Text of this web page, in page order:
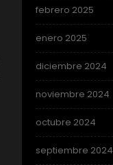
febrero 2025
enero 2025
diciembre 2024
noviembre 2024
octubre 2024
septiembre 2024